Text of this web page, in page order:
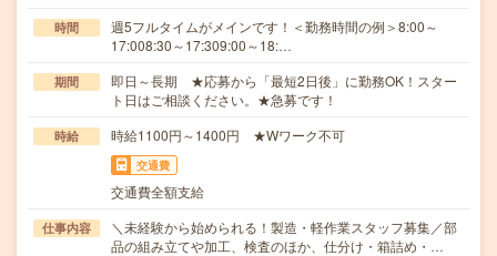
時間
週5フルタイムがメインです！＜勤務時間の例＞8:00～
17:008:30～17:309:00～18:…
期間
即日～長期 ★応募から「最短2日後」に勤務OK！スター
ト日はご相談ください。★急募です！
時給 時給1100円～1400円 ★Wワーク不可
交通費
交通費全額支給
仕事内容
＼未経験から始められる！製造・軽作業スタッフ募集／部
品の組み立てや加工、検査のほか、仕分け・箱詰め・…